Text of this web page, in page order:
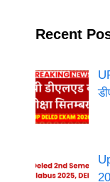
Recent